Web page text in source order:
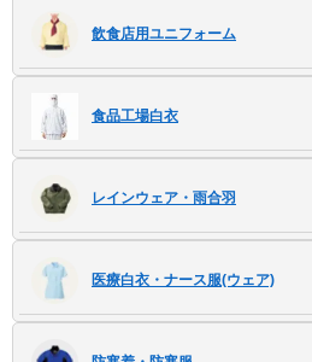
デジタルカタログ
クイックオーダー
ログアウト
飲食店用ユニフォーム
食品工場白衣
レインウェア・雨合羽
医療白衣・ナース服(ウェア)